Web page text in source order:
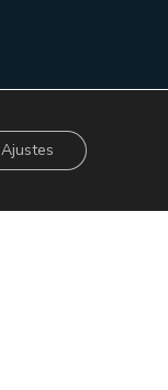
Ajustes